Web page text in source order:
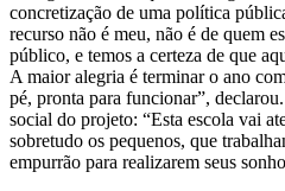
concretização de uma política
recurso não é meu, não é de quem
público, e temos a certeza de que
A maior alegria é terminar o ano
pé, pronta para funcionar”,
social do projeto: “Esta escola vai
sobretudo os pequenos, que
empurrão para realizarem seus